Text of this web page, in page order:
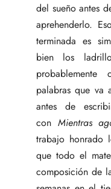
del sueño antes
aprehenderlo.
terminada es
bien los
palabras que va
antes de
con Mientras
trabajo honrado
que todo el
composición de